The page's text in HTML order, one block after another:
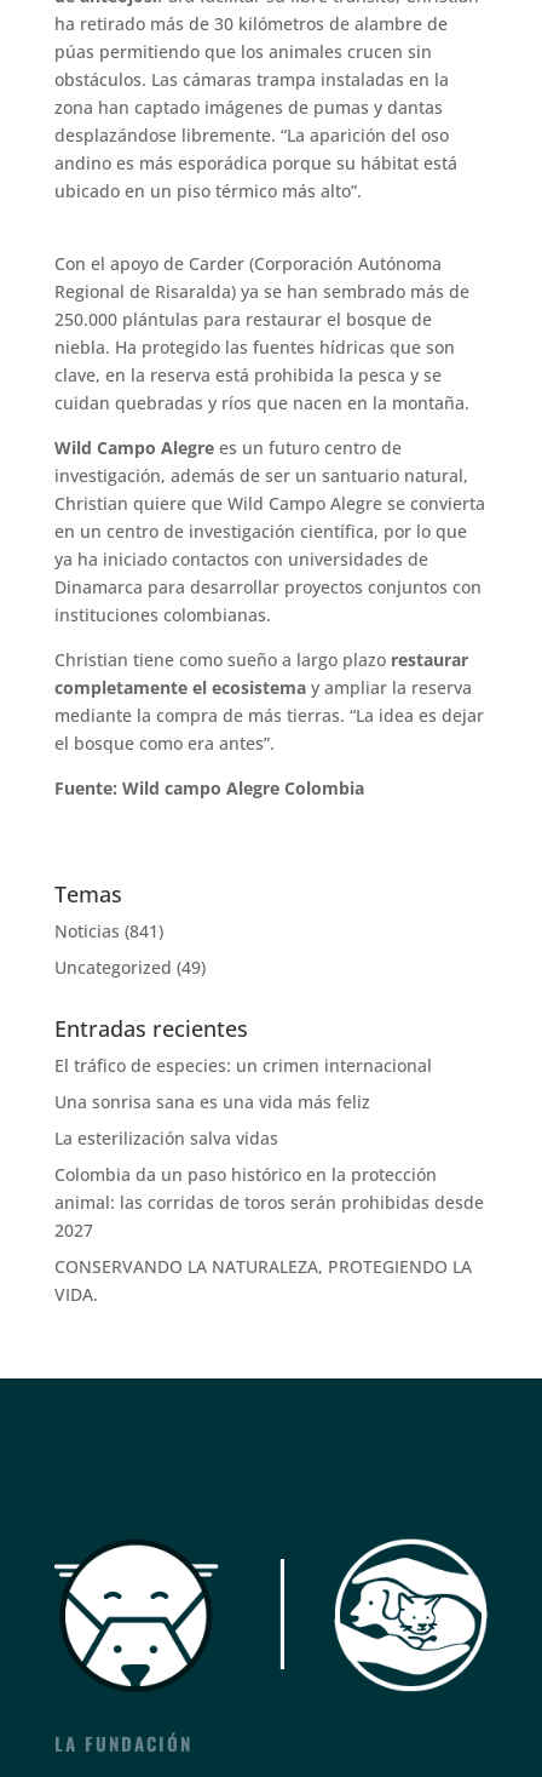
ha retirado más de 30 kilómetros de alambre de
púas permitiendo que los animales crucen sin
obstáculos. Las cámaras trampa instaladas en la
zona han captado imágenes de pumas y dantas
desplazándose libremente. “La aparición del oso
andino es más esporádica porque su hábitat está
ubicado en un piso térmico más alto”.
Con el apoyo de Carder (Corporación Autónoma
Regional de Risaralda) ya se han sembrado más de
250.000 plántulas para restaurar el bosque de
niebla. Ha protegido las fuentes hídricas que son
clave, en la reserva está prohibida la pesca y se
cuidan quebradas y ríos que nacen en la montaña.
Wild Campo Alegrees un futuro centro de
investigación, además de ser un santuario natural,
Christian quiere que Wild Campo Alegre se convierta
en un centro de investigación científica, por lo que
ya ha iniciado contactos con universidades de
Dinamarca para desarrollar proyectos conjuntos con
instituciones colombianas.
Christian tiene como sueño a largo plazo restaurar
completamente el ecosistemay ampliar la reserva
mediante la compra de más tierras. “La idea es dejar
el bosque como era antes”.
Fuente: Wild campo Alegre Colombia
Temas
Noticias (841)
Uncategorized (49)
Entradas recientes
El tráfico de especies: un crimen internacional
Una sonrisa sana es una vida más feliz
La esterilización salva vidas
Colombia da un paso histórico en la protección
animal: las corridas de toros serán prohibidas desde
2027
CONSERVANDO LA NATURALEZA, PROTEGIENDO LA
VIDA.
LA FUNDACIÓN